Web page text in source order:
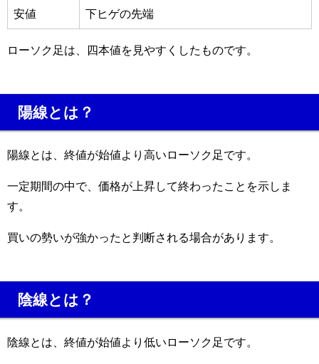
安値 下ヒゲの先端
ローソク足は、四本値を見やすくしたものです。
陽線とは？
陽線とは、終値が始値より高いローソク足です。
一定期間の中で、価格が上昇して終わったことを示しま
す。
買いの勢いが強かったと判断される場合があります。
陰線とは？
陰線とは、終値が始値より低いローソク足です。